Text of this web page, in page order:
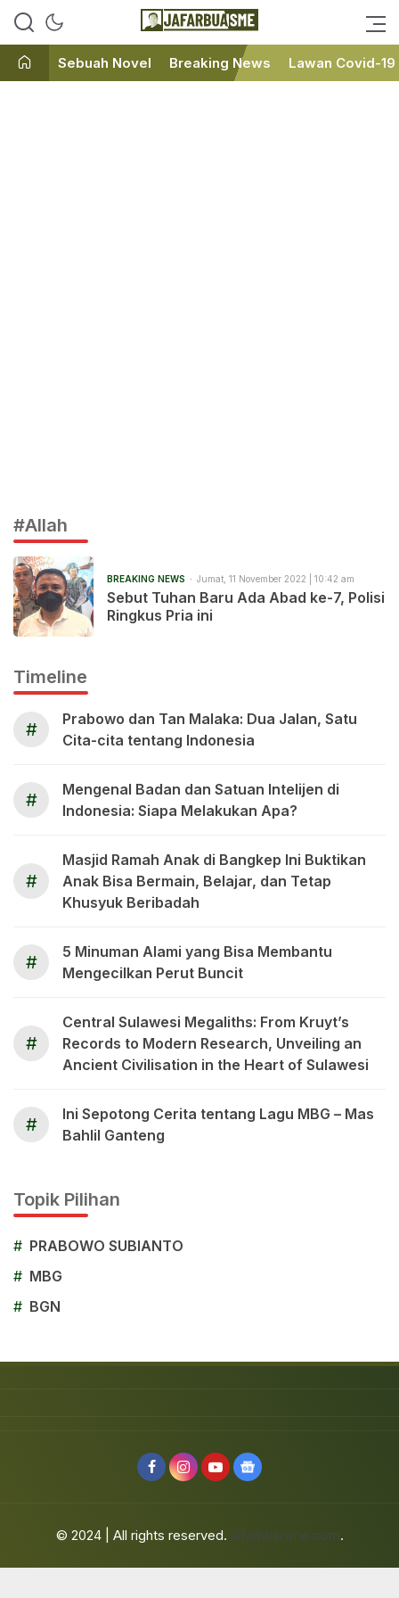
JafarBua
Ini bukan Media Online, Ini
Sebuah Novel Breaking News Lawan Covid-19
#Allah
BREAKING NEWS Jumat, 11 November 2022 | 10:42 am
Sebut Tuhan Baru Ada Abad ke-7, Polisi
Ringkus Pria ini
Timeline
#
Prabowo dan Tan Malaka: Dua Jalan, Satu
Cita-cita tentang Indonesia
#
Mengenal Badan dan Satuan Intelijen di
Indonesia: Siapa Melakukan Apa?
#
Masjid Ramah Anak di Bangkep Ini Buktikan
Anak Bisa Bermain, Belajar, dan Tetap
Khusyuk Beribadah
#
5 Minuman Alami yang Bisa Membantu
Mengecilkan Perut Buncit
#
Central Sulawesi Megaliths: From Kruyt’s
Records to Modern Research, Unveiling an
Ancient Civilisation in the Heart of Sulawesi
#
Ini Sepotong Cerita tentang Lagu MBG – Mas
Bahlil Ganteng
Topik Pilihan
# PRABOWO SUBIANTO
# MBG
# BGN
© 2024 | All rights reserved. jafarbuaisme.com.